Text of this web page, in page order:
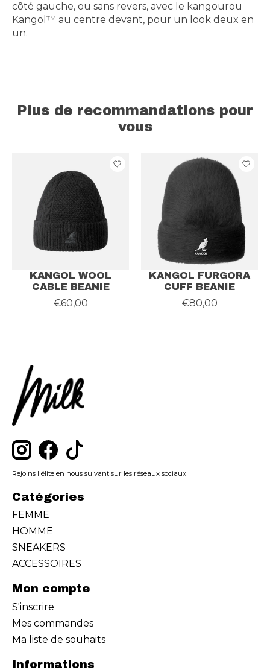
côté gauche, ou sans revers, avec le kangourou
Kangol™ au centre devant, pour un look deux en
un.
Plus de recommandations pour
vous
Articles du carrousel de produits
KANGOL WOOL
CABLE BEANIE
€60,00
KANGOL FURGORA
CUFF BEANIE
€80,00
Rejoins l'élite en nous suivant sur les réseaux sociaux
Catégories
FEMME
HOMME
SNEAKERS
ACCESSOIRES
Mon compte
S'inscrire
Mes commandes
Ma liste de souhaits
Informations